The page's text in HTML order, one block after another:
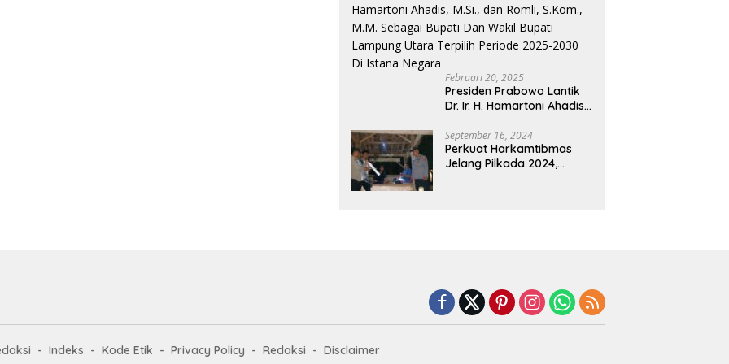
Perdagangan
Februari 20, 2025
Presiden Prabowo Lantik
Dr. Ir. H. Hamartoni Ahadis,
M.M. Sebagai Bupati Dan
Wakil Bupati Lampung
Utara Terpilih Periode
September 16, 2024
Perkuat Harkamtibmas
Jelang Pilkada 2024,
Indeks Kode Etik Privacy Policy Redaksi Disclaimer